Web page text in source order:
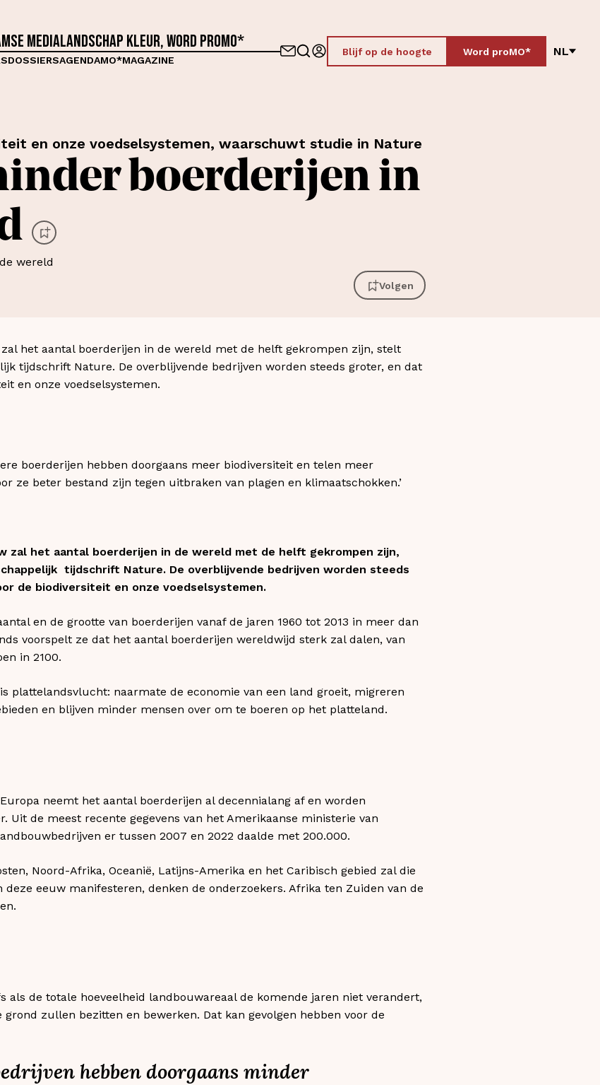
medialandschap kleur, word proMO*
DOSSIERSAGENDAMO*MAGAZINE
Blijf op de hoogte Word proMO* NL
en onze voedselsystemen, waarschuwt studie in Nature
boerderijen in
Volgen
het aantal boerderijen in de wereld met de helft gekrompen zijn, stelt
tijdschrift Nature. De overblijvende bedrijven worden steeds groter, en dat
en onze voedselsystemen.
boerderijen hebben doorgaans meer biodiversiteit en telen meer
ze beter bestand zijn tegen uitbraken van plagen en klimaatschokken.’
zal het aantal boerderijen in de wereld met de helft gekrompen zijn,
tijdschrift Nature. De overblijvende bedrijven worden steeds
de biodiversiteit en onze voedselsystemen.
en de grootte van boerderijen vanaf de jaren 1960 tot 2013 in meer dan
voorspelt ze dat het aantal boerderijen wereldwijd sterk zal dalen, van
in 2100.
plattelandsvlucht: naarmate de economie van een land groeit, migreren
en blijven minder mensen over om te boeren op het platteland.
neemt het aantal boerderijen al decennialang af en worden
Uit de meest recente gegevens van het Amerikaanse ministerie van
er tussen 2007 en 2022 daalde met 200.000.
Noord-Afrika, Oceanië, Latijns-Amerika en het Caribisch gebied zal die
eeuw manifesteren, denken de onderzoekers. Afrika ten Zuiden van de
als de totale hoeveelheid landbouwareaal de komende jaren niet verandert,
zullen bezitten en bewerken. Dat kan gevolgen hebben voor de
hebben doorgaans minder